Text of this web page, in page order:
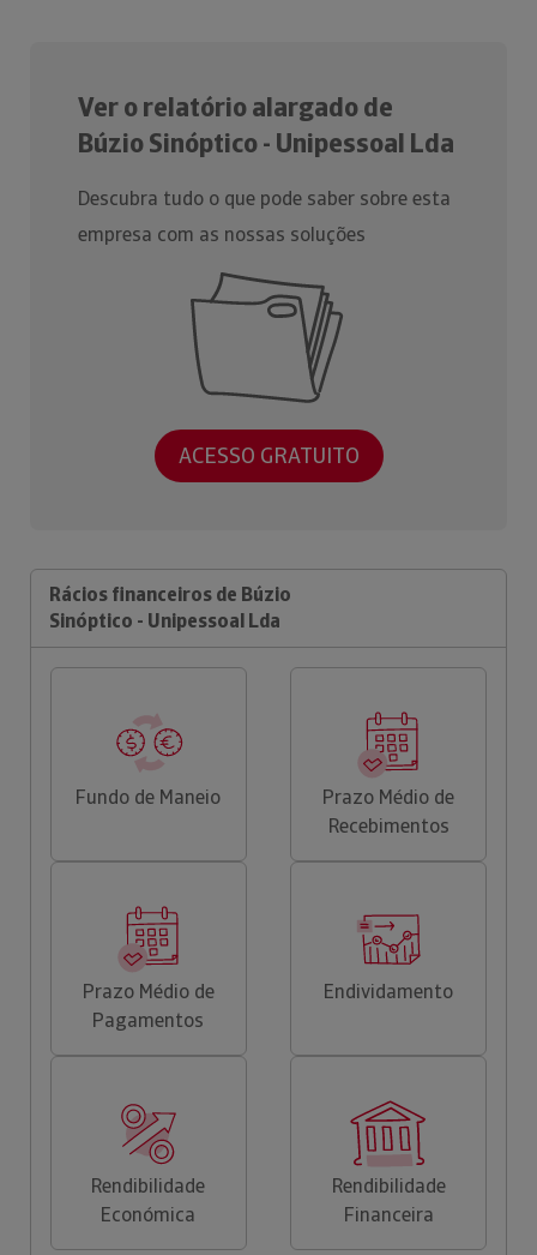
Ver o relatório alargado de
Búzio Sinóptico - Unipessoal Lda
Descubra tudo o que pode saber sobre esta
empresa com as nossas soluções
ACESSO GRATUITO
Rácios financeiros de Búzio
Sinóptico - Unipessoal Lda
Fundo de Maneio
Prazo Médio de
Recebimentos
Prazo Médio de
Pagamentos
Endividamento
Rendibilidade
Económica
Rendibilidade
Financeira